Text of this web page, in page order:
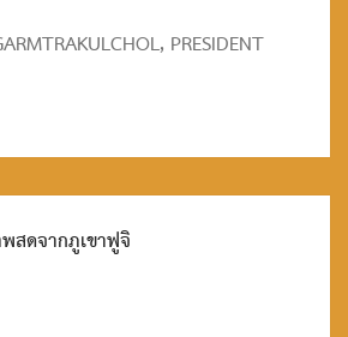
PRESIDENT
สดจากภูเขาฟูจิ